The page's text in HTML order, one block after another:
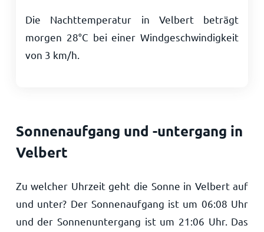
Die Nachttemperatur in Velbert beträgt
morgen 28°C bei einer Windgeschwindigkeit
von 3 km/h
Sonnenaufgang und -untergang in
Velbert
Zu welcher Uhrzeit geht die Sonne in Velbert auf
und unter? Der Sonnenaufgang ist um 06:08 Uhr
und der Sonnenuntergang ist um 21:06 Uhr. Das